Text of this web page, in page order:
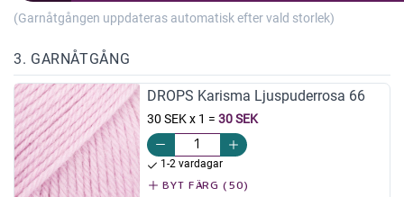
(Garnåtgången uppdateras automatisk efter vald storlek)
3. GARNÅTGÅNG
DROPS Karisma Ljuspuderrosa 66
30 SEK x 1 = 30 SEK
1-2 vardagar
BYT FÄRG (50)